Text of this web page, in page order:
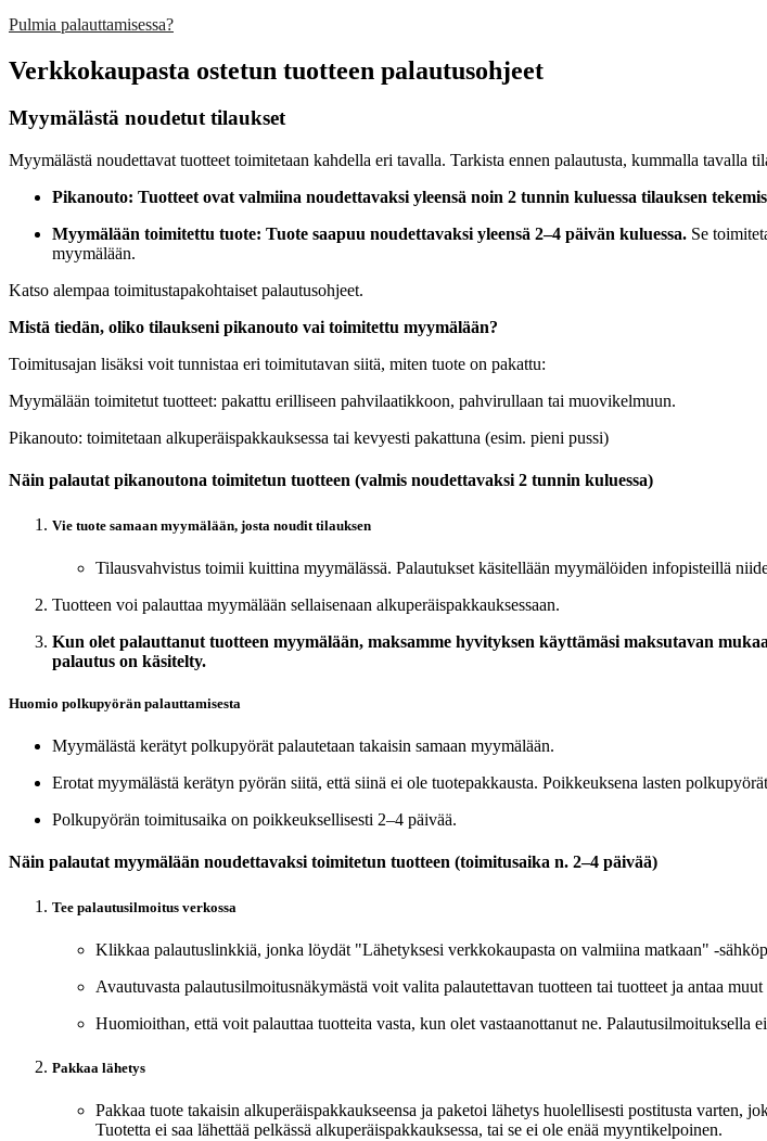
Pulmia palauttamisessa?
Verkkokaupasta ostetun tuotteen palautusohjeet
Myymälästä noudetut tilaukset
Myymälästä noudettavat tuotteet toimitetaan kahdella eri tavalla. Tarkista ennen palautusta, kummalla tavalla
Pikanouto: Tuotteet ovat valmiina noudettavaksi yleensä noin 2 tunnin kuluessa tilauksen
Myymälään toimitettu tuote: Tuote saapuu noudettavaksi yleensä 2–4 päivän kuluessa. Se
myymälään.
Katso alempaa toimitustapakohtaiset palautusohjeet.
Mistä tiedän, oliko tilaukseni pikanouto vai toimitettu myymälään?
Toimitusajan lisäksi voit tunnistaa eri toimitutavan siitä, miten tuote on pakattu:
Myymälään toimitetut tuotteet: pakattu erilliseen pahvilaatikkoon, pahvirullaan tai muovikelmuun.
Pikanouto: toimitetaan alkuperäispakkauksessa tai kevyesti pakattuna (esim. pieni pussi)
Näin palautat pikanoutona toimitetun tuotteen (valmis noudettavaksi 2 tunnin kuluessa)
Vie tuote samaan myymälään, josta noudit tilauksen
Tilausvahvistus toimii kuittina myymälässä. Palautukset käsitellään myymälöiden infopisteillä
Tuotteen voi palauttaa myymälään sellaisenaan alkuperäispakkauksessaan.
Kun olet palauttanut tuotteen myymälään, maksamme hyvityksen käyttämäsi maksutavan
palautus on käsitelty.
Huomio polkupyörän palauttamisesta
Myymälästä kerätyt polkupyörät palautetaan takaisin samaan myymälään.
Erotat myymälästä kerätyn pyörän siitä, että siinä ei ole tuotepakkausta. Poikkeuksena lasten
Polkupyörän toimitusaika on poikkeuksellisesti 2–4 päivää.
Näin palautat myymälään noudettavaksi toimitetun tuotteen (toimitusaika n. 2–4 päivää)
Tee palautusilmoitus verkossa
Klikkaa palautuslinkkiä, jonka löydät "Lähetyksesi verkkokaupasta on valmiina matkaan" -
Avautuvasta palautusilmoitusnäkymästä voit valita palautettavan tuotteen tai tuotteet ja antaa
Huomioithan, että voit palauttaa tuotteita vasta, kun olet vastaanottanut ne. Palautusilmoituksella
Pakkaa lähetys
Pakkaa tuote takaisin alkuperäispakkaukseensa ja paketoi lähetys huolellisesti postitusta
Tuotetta ei saa lähettää pelkässä alkuperäispakkauksessa, tai se ei ole enää myyntikelpoinen.